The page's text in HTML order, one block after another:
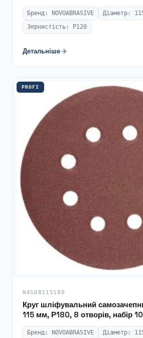
Бренд: NOVOABRASIVE
Діаметр:
Зернистість: P120
Детальніше
PROFI
NASD8115180
Круг шліфувальний
115 мм, Р180, 8 отворів, набір
Бренд: NOVOABRASIVE Діаметр: